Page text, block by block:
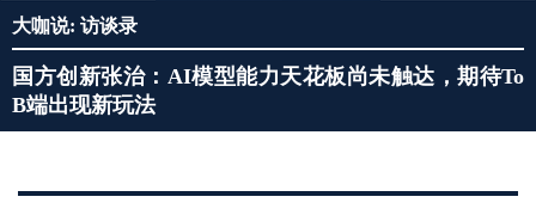
大咖说: 访谈录
国方创新张治：AI模型能力天花板尚未触达，期待To
B端出现新玩法